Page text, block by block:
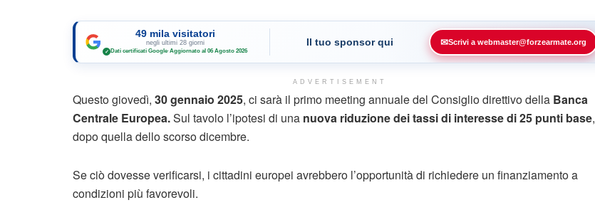
49 mila visitatori
negli ultimi 28 giorni
✓ Dati certificati Google·Aggiornato al 06 Agosto 2026
Il tuo sponsor qui ✉Scrivi a webmaster@forzearmate.org
ADVERTISEMENT
Questo giovedì, 30 gennaio 2025, ci sarà il primo meeting annuale del Consiglio direttivo della Banca
Centrale Europea.Sul tavolo l’ipotesi di una nuova riduzione dei tassi di interesse di 25 punti base,
dopo quella dello scorso dicembre.
Se ciò dovesse verificarsi, i cittadini europei avrebbero l’opportunità di richiedere un finanziamento a
condizioni più favorevoli.